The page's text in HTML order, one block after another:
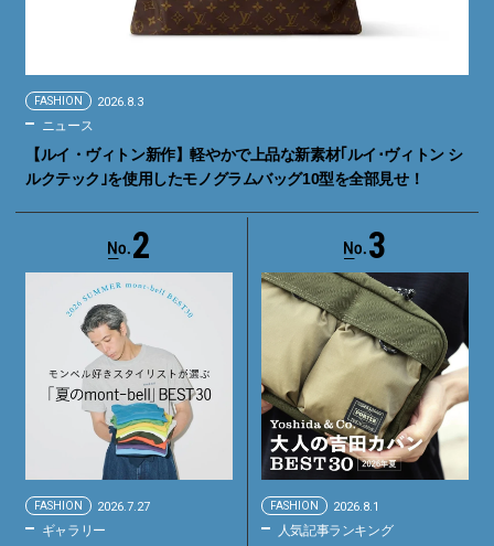
FASHION 2026.8.3
ニュース
【ルイ・ヴィトン新作】軽やかで上品な新素材｢ルイ･ヴィトン シ
ルクテック｣を使用したモノグラムバッグ10型を全部見せ！
2
FASHION 2026.7.27
ギャラリー
3
FASHION 2026.8.1
人気記事ランキング